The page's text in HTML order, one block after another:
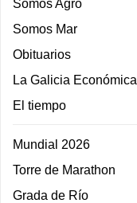
Somos Agro
Somos Mar
Obituarios
La Galicia Económica
El tiempo
Mundial 2026
Torre de Marathon
Grada de Río